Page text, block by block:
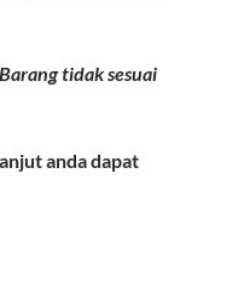
tidak sesuai
anda dapat